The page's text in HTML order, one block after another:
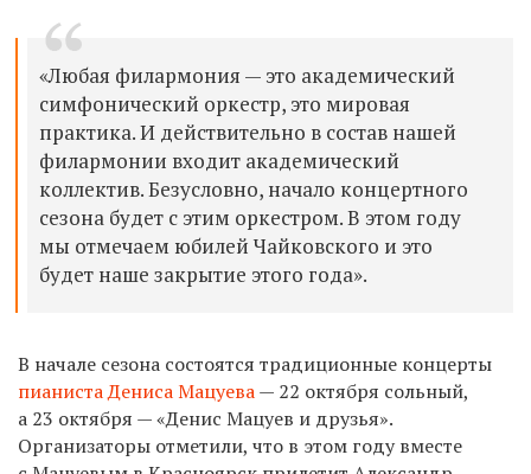
«Любая филармония — это академический
симфонический оркестр, это мировая
практика. И действительно в состав нашей
филармонии входит академический
коллектив. Безусловно, начало концертного
сезона будет с этим оркестром. В этом году
мы отмечаем юбилей Чайковского и это
будет наше закрытие этого года».
В начале сезона состоятся традиционные концерты
пианиста Дениса Мацуева— 22 октября сольный,
а 23 октября — «Денис Мацуев и друзья».
Организаторы отметили, что в этом году вместе